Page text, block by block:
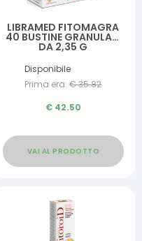
LIBRAMED FITOMAGRA
40 BUSTINE GRANULARI
DA 2,35 G
Disponibile
Prima era: €35.82
€ 42.50
VAI AL PRODOTTO